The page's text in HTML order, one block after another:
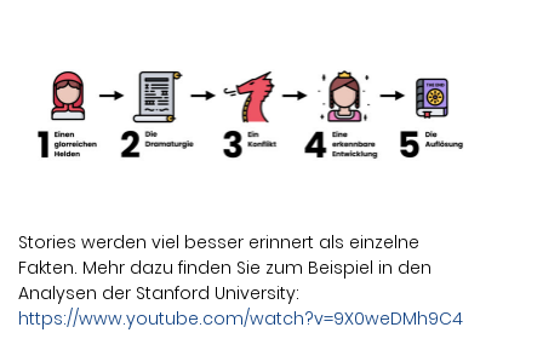
Stories werden viel besser erinnert als einzelne
Fakten. Mehr dazu finden Sie zum Beispiel in den
Analysen der Stanford University:
https://www.youtube.com/watch?v=9X0weDMh9C4